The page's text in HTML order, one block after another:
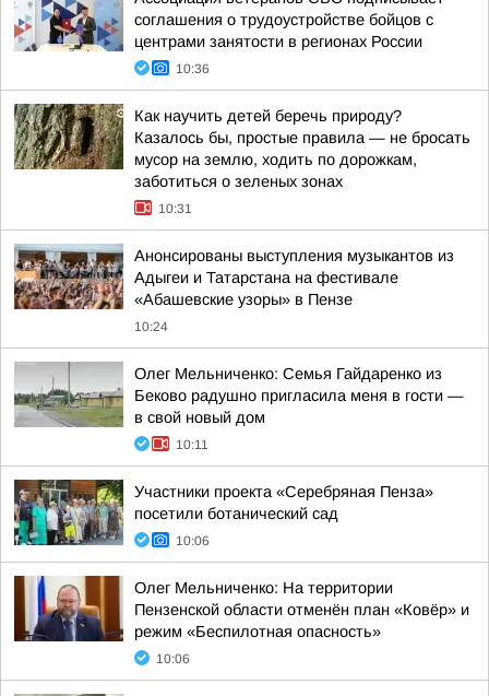
соглашения о трудоустройстве бойцов с
центрами занятости в регионах России
10:36
Как научить детей беречь природу?
Казалось бы, простые правила — не бросать
мусор на землю, ходить по дорожкам,
заботиться о зеленых зонах
10:31
Анонсированы выступления музыкантов из
Адыгеи и Татарстана на фестивале
«Абашевские узоры» в Пензе
10:24
Олег Мельниченко: Семья Гайдаренко из
Беково радушно пригласила меня в гости —
в свой новый дом
10:11
Участники проекта «Серебряная Пенза»
посетили ботанический сад
10:06
Олег Мельниченко: На территории
Пензенской области отменён план «Ковёр» и
режим «Беспилотная опасность»
10:06